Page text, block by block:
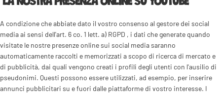
A condizione che abbiate dato il vostro consenso al gestore dei social
media ai sensi dell'art. 6 co. 1 lett. a) RGPD , i dati che generate quando
visitate le nostre presenze online sui social media saranno
automaticamente raccolti e memorizzati a scopo di ricerca di mercato e
di pubblicità, dai quali vengono creati i profili degli utenti con l'ausilio di
pseudonimi. Questi possono essere utilizzati, ad esempio, per inserire
annunci pubblicitari su e fuori dalle piattaforme di vostro interesse. I